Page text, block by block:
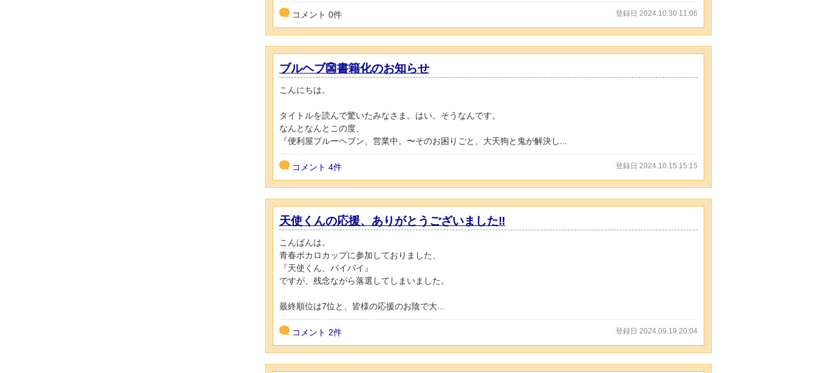
コメント 0件 登録日 2024.10.30 11:06
ブルヘブ👺書籍化のお知らせ
こんにちは。
タイトルを読んで驚いたみなさま。はい。そうなんです。
なんとなんとこの度、
『便利屋ブルーヘブン、営業中。〜そのお困りごと、大天狗と鬼が解決し...
コメント 4件 登録日 2024.10.15 15:15
天使くんの応援、ありがとうございました‼️
こんばんは。
青春ボカロカップに参加しておりました、
『天使くん、バイバイ』
ですが、残念ながら落選してしまいました。
最終順位は7位と、皆様の応援のお陰で大...
コメント 2件 登録日 2024.09.19 20:04